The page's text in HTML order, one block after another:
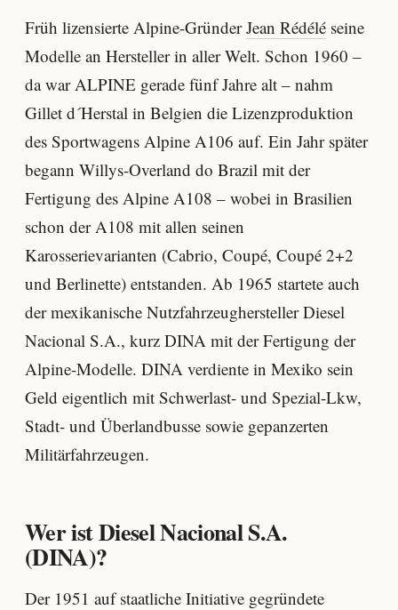
Früh lizensierte Alpine-GründerJean Rédélé seine
Modelle an Hersteller in aller Welt. Schon 1960 –
da war ALPINE gerade fünf Jahre alt – nahm
Gillet d´Herstal in Belgien die Lizenzproduktion
des Sportwagens Alpine A106 auf. Ein Jahr später
begann Willys-Overland do Brazil mit der
Fertigung des Alpine A108 – wobei in Brasilien
schon der A108 mit allen seinen
Karosserievarianten (Cabrio, Coupé, Coupé 2+2
und Berlinette) entstanden. Ab 1965 startete auch
der mexikanische Nutzfahrzeughersteller Diesel
Nacional S.A., kurz DINA mit der Fertigung der
Alpine-Modelle. DINA verdiente in Mexiko sein
Geld eigentlich mit Schwerlast- und Spezial-Lkw,
Stadt- und Überlandbusse sowie gepanzerten
Militärfahrzeugen.
Wer ist Diesel Nacional S.A.
(DINA)?
Der 1951 auf staatliche Initiative gegründete